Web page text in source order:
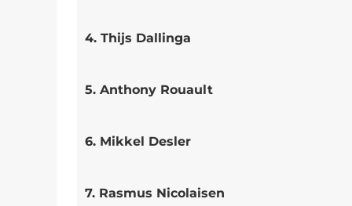
4. Thijs Dallinga
5. Anthony Rouault
6. Mikkel Desler
7. Rasmus Nicolaisen